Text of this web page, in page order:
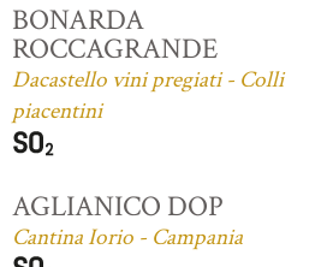
BONARDA
ROCCAGRANDE
Dacastello vini pregiati - Colli
piacentini
AGLIANICO DOP
Cantina Iorio - Campania